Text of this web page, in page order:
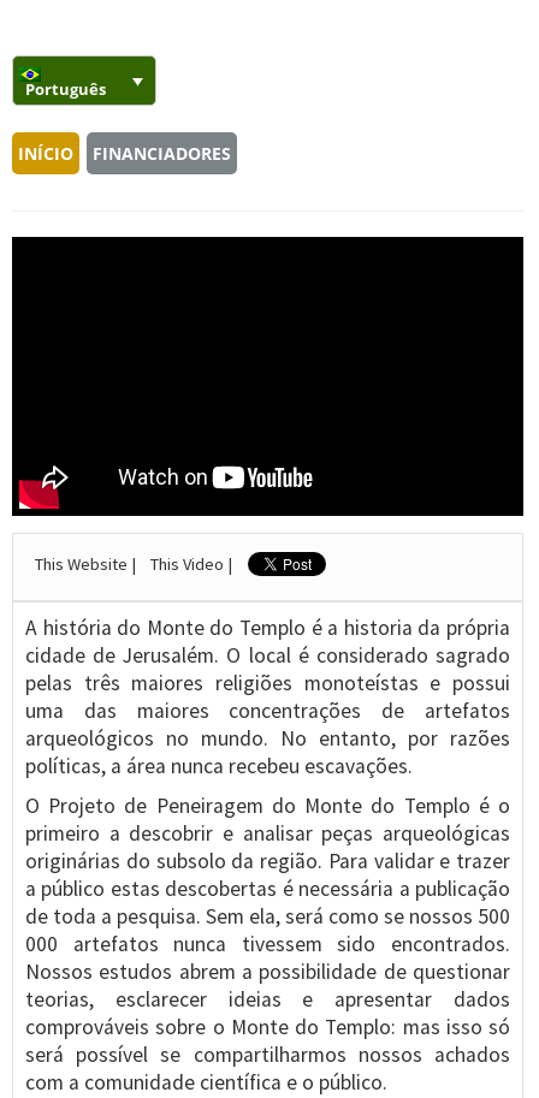
Português
INÍCIO FINANCIADORES
This Website | This Video |
A história do Monte do Templo é a historia da própria
cidade de Jerusalém. O local é considerado sagrado
pelas três maiores religiões monoteístas e possui
uma das maiores concentrações de artefatos
arqueológicos no mundo. No entanto, por razões
políticas, a área nunca recebeu escavações.
O Projeto de Peneiragem do Monte do Templo é o
primeiro a descobrir e analisar peças arqueológicas
originárias do subsolo da região. Para validar e trazer
a público estas descobertas é necessária a publicação
de toda a pesquisa. Sem ela, será como se nossos 500
000 artefatos nunca tivessem sido encontrados.
Nossos estudos abrem a possibilidade de questionar
teorias, esclarecer ideias e apresentar dados
comprováveis sobre o Monte do Templo: mas isso só
será possível se compartilharmos nossos achados
com a comunidade científica e o público.